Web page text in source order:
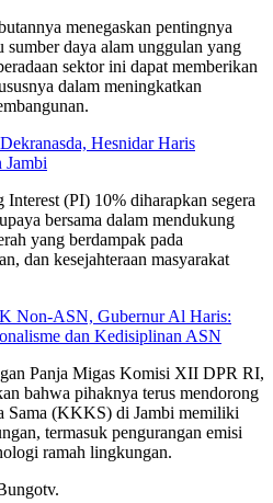
menegaskan pentingnya
sumber daya alam unggulan yang
sektor ini dapat memberikan
dalam meningkatkan
Hesnidar Haris
Jambi
(PI) 10% diharapkan segera
bersama dalam mendukung
yang berdampak pada
dan kesejahteraan masyarakat
Non-ASN, Gubernur Al Haris:
dan Kedisiplinan ASN
Panja Migas Komisi XII DPR RI,
bahwa pihaknya terus mendorong
Sama (KKKS) di Jambi memiliki
termasuk pengurangan emisi
ramah lingkungan.